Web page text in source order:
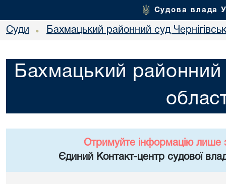
Судова влада
Суди • Бахмацький районний суд
Бахмацький районний
Отримуйте інформацію лише
Єдиний Контакт-центр судової